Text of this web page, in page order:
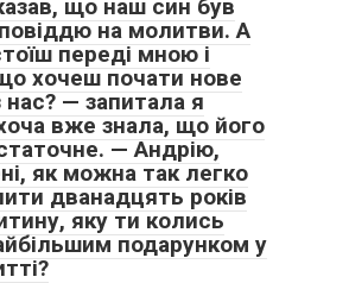
що наш син був
на молитви. А
переді мною і
хочеш почати нове
— запитала я
вже знала, що його
— Андрію,
як можна так легко
дванадцять років
яку ти колись
подарунком у